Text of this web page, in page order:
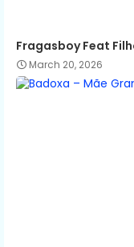
Fragasboy Feat
March 20, 2026